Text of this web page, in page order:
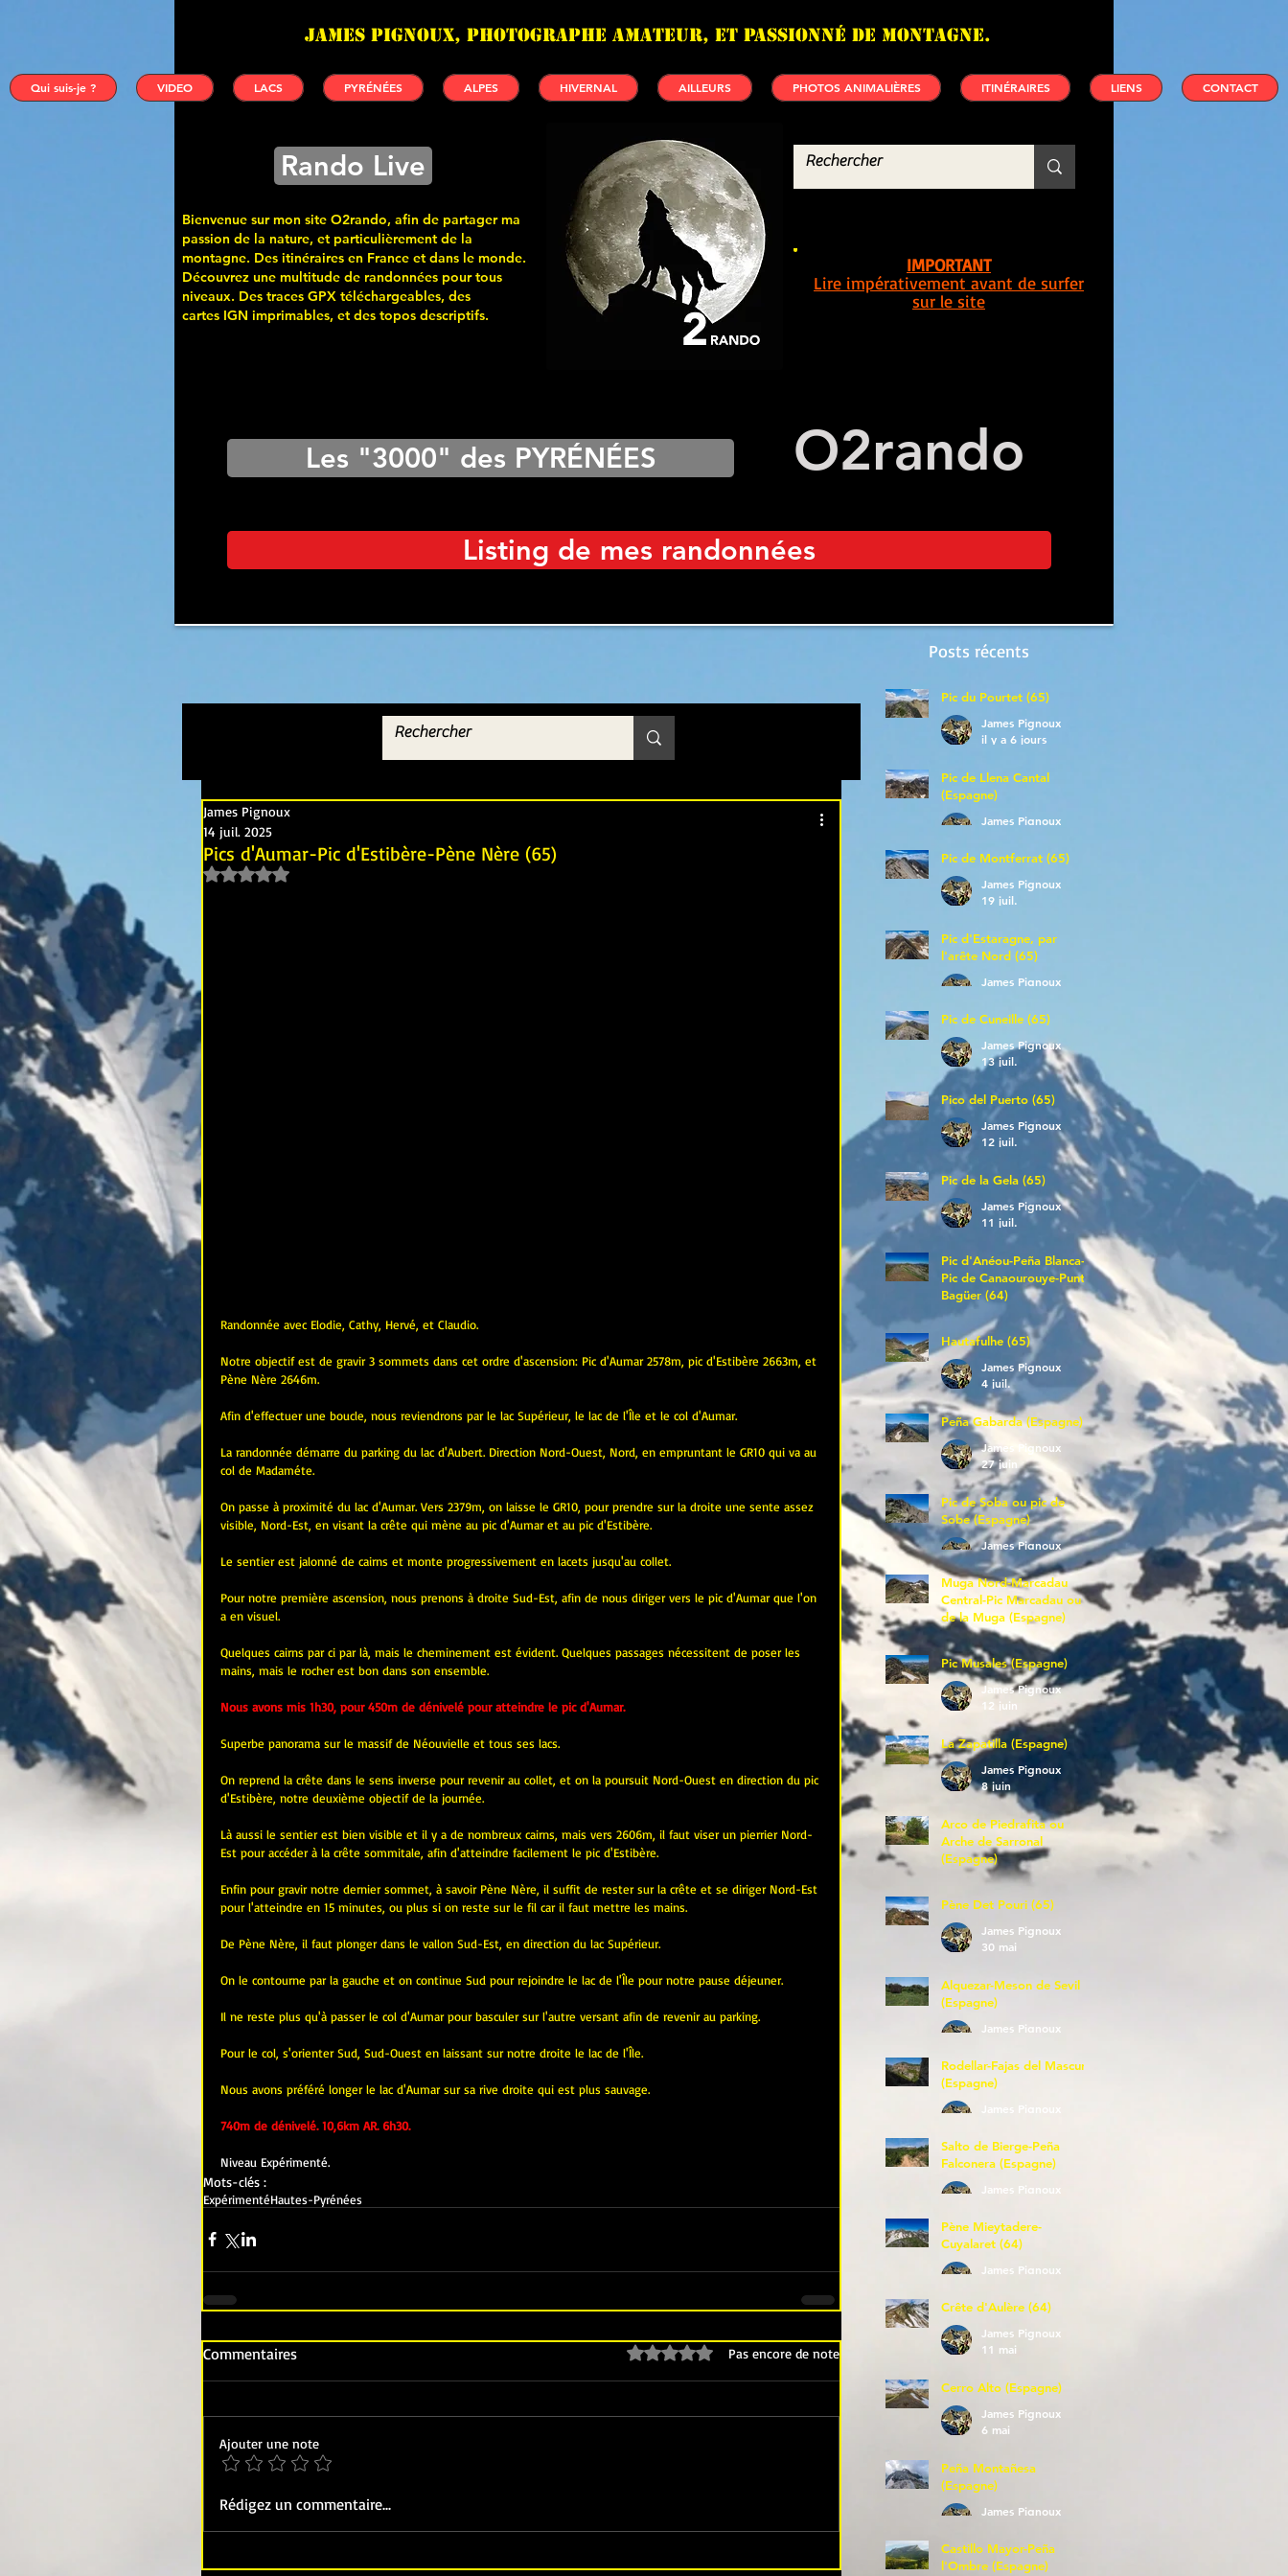
James PIGNOUX, photographe amateur, et passionné de montagne.
Qui suis-je ? VIDEO LACS PYRÉNÉES ALPES HIVERNAL AILLEURS PHOTOS ANIMALIÈRES ITINÉRAIRES LIENS CONTACT
Rando Live
Bienvenue sur mon site O2rando, afin de partager ma
passion de la nature, et particulièrement de la
montagne. Des itinéraires en France et dans le monde.
Découvrez une multitude de randonnées pour tous
niveaux. Des traces GPX téléchargeables, des
cartes IGN imprimables, et des topos descriptifs.
IMPORTANT
Lire impérativement avant de surfer
sur le site
Les "3000" des PYRÉNÉES O2rando
Listing de mes randonnées
Posts récents
Pics d'Aumar-Pic d'Estibère-Pène Nère (65)
James Pignoux
14 juil. 2025
Noté NaN étoiles sur 5.
Randonnée avec Elodie, Cathy, Hervé, et Claudio.
Notre objectif est de gravir 3 sommets dans cet ordre d'ascension: Pic d'Aumar 2578m, pic d'Estibère 2663m, et
Pène Nère 2646m.
Afin d'effectuer une boucle, nous reviendrons par le lac Supérieur, le lac de l'Île et le col d'Aumar.
La randonnée démarre du parking du lac d'Aubert. Direction Nord-Ouest, Nord, en empruntant le GR10 qui va au
col de Madaméte.
On passe à proximité du lac d'Aumar. Vers 2379m, on laisse le GR10, pour prendre sur la droite une sente assez
visible, Nord-Est, en visant la crête qui mène au pic d'Aumar et au pic d'Estibère.
Le sentier est jalonné de cairns et monte progressivement en lacets jusqu'au collet.
Pour notre première ascension, nous prenons à droite Sud-Est, afin de nous diriger vers le pic d'Aumar que l'on
a en visuel.
Quelques cairns par ci par là, mais le cheminement est évident. Quelques passages nécessitent de poser les
mains, mais le rocher est bon dans son ensemble.
Nous avons mis 1h30, pour 450m de dénivelé pour atteindre le pic d'Aumar.
Superbe panorama sur le massif de Néouvielle et tous ses lacs.
On reprend la crête dans le sens inverse pour revenir au collet, et on la poursuit Nord-Ouest en direction du pic
d'Estibère, notre deuxième objectif de la journée.
Là aussi le sentier est bien visible et il y a de nombreux cairns, mais vers 2606m, il faut viser un pierrier Nord-
Est pour accéder à la crête sommitale, afin d'atteindre facilement le pic d'Estibère.
Enfin pour gravir notre dernier sommet, à savoir Pène Nère, il suffit de rester sur la crête et se diriger Nord-Est
pour l'atteindre en 15 minutes, ou plus si on reste sur le fil car il faut mettre les mains.
De Pène Nère, il faut plonger dans le vallon Sud-Est, en direction du lac Supérieur.
On le contourne par la gauche et on continue Sud pour rejoindre le lac de l'Île pour notre pause déjeuner.
Il ne reste plus qu'à passer le col d'Aumar pour basculer sur l'autre versant afin de revenir au parking.
Pour le col, s'orienter Sud, Sud-Ouest en laissant sur notre droite le lac de l'Île.
Nous avons préféré longer le lac d'Aumar sur sa rive droite qui est plus sauvage.
740m de dénivelé. 10,6km AR. 6h30.
Niveau Expérimenté.
Mots-clés :
ExpérimentéHautes-Pyrénées
Commentaires Noté 0 étoile sur 5. Pas encore de note
Ajouter une note
Rédigez un commentaire...
Pic du Pourtet (65)
James Pignoux
il y a 6 jours
Pic de Llena Cantal
(Espagne)
James Pignoux
Pic de Montferrat (65)
James Pignoux
19 juil.
Pic d'Estaragne, par
l'arête Nord (65)
James Pignoux
Pic de Cuneille (65)
James Pignoux
13 juil.
Pico del Puerto (65)
James Pignoux
12 juil.
Pic de la Gela (65)
James Pignoux
11 juil.
Pic d'Anéou-Peña Blanca-
Pic de Canaourouye-Punta
Bagüer (64)
James Pignoux
5 juil.
Hautafulhe (65)
James Pignoux
4 juil.
Peña Gabarda (Espagne)
James Pignoux
27 juin
Pic de Soba ou pic de
Sobe (Espagne)
James Pignoux
25 juin
Muga Nord-Marcadau
Central-Pic Marcadau ou
de la Muga (Espagne)
James Pignoux
21 juin
Pic Musales (Espagne)
James Pignoux
12 juin
La Zapatilla (Espagne)
James Pignoux
8 juin
Arco de Piedrafita ou
Arche de Sarronal
(Espagne)
James Pignoux
7 juin
Pène Det Pouri (65)
James Pignoux
30 mai
Alquezar-Meson de Sevil
(Espagne)
James Pignoux
Rodellar-Fajas del Mascun
(Espagne)
James Pignoux
Salto de Bierge-Peña
Falconera (Espagne)
James Pignoux
Pène Mieytadere-
Cuyalaret (64)
James Pignoux
Crête d'Aulère (64)
James Pignoux
11 mai
Cerro Alto (Espagne)
James Pignoux
6 mai
Peña Montañesa
(Espagne)
James Pignoux
Castillo Mayor-Peña
l'Ombre (Espagne)